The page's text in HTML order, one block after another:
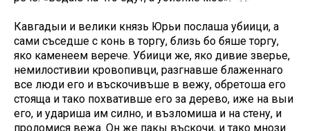
Кавгадыи и велики князь Юрьи послаша убиици, а
сами съседше с конь в торгу, близь бо бяше торгу,
яко каменеем верече. Убиици же, яко дивие зверье,
немилостивии кровопивци, разгнавше блаженнаго
все люди его и въскочивъше в вежу, обретоша его
стояща и тако похвативше его за дерево, иже на выи
его, и удариша им силно, и възломиша и на стену, и
проломися вежа. Он же пакы въскочи, и тако мнози